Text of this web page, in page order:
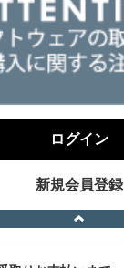
ログイン
新規会員登録